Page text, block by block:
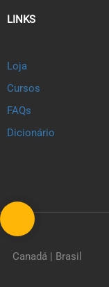
LINKS
Loja
Cursos
FAQs
Dicionário
Canadá | Brasil